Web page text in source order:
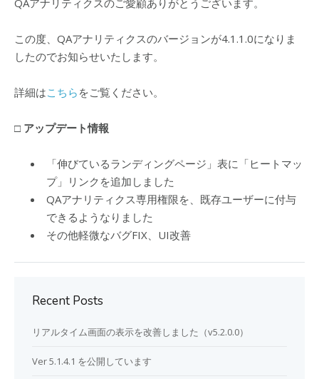
QAアナリティクスのご愛顧ありがとうございます。
この度、QAアナリティクスのバージョンが4.1.1.0になりま
したのでお知らせいたします。
詳細はこちら をご覧ください。
□ アップデート情報
「伸びているランディングページ」表に「ヒートマッ
プ」リンクを追加しました
QAアナリティクス専用権限を、既存ユーザーに付与
できるようなりました
その他軽微なバグFIX、UI改善
Recent Posts
リアルタイム画面の表示を改善しました（v5.2.0.0）
Ver 5.1.4.1 を公開しています